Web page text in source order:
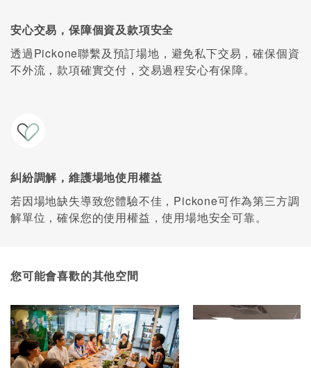
安心交易，保障個資及款項安全
透過Pickone聯繫及預訂場地，避免私下交易，確保個資
不外流，款項確實交付，交易過程安心有保障。
糾紛調解，維護場地使用權益
若因場地缺失導致您體驗不佳，Pickone可作為第三方調
解單位，確保您的使用權益，使用場地安全可靠。
您可能會喜歡的其他空間